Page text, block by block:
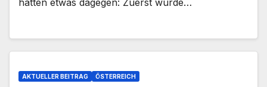
hatten etwas dagegen: Zuerst wurde…
AKTUELLER BEITRAG ÖSTERREICH